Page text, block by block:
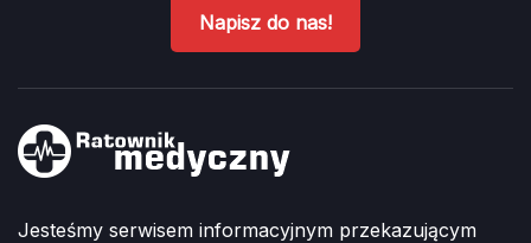
Napisz do nas!
Jesteśmy serwisem informacyjnym przekazującym